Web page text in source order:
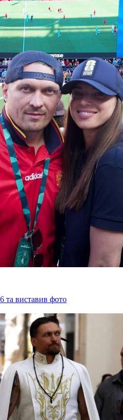
та виставив фото